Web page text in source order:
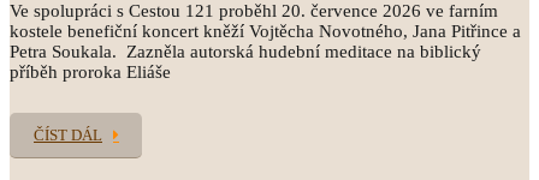
Ve spolupráci s Cestou 121 proběhl 20. července 2026 ve farním
kostele benefiční koncert kněží Vojtěcha Novotného, Jana Pitřince a
Petra Soukala. Zazněla autorská hudební meditace na biblický
příběh proroka Eliáše
ČÍST DÁL